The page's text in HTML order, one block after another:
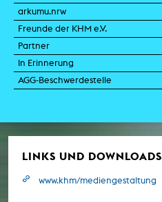
arkumu.nrw
Freunde der KHM e.V.
Partner
In Erinnerung
AGG-Beschwerdestelle
LINKS UND DOWNLOADS
www.khm/mediengestaltung